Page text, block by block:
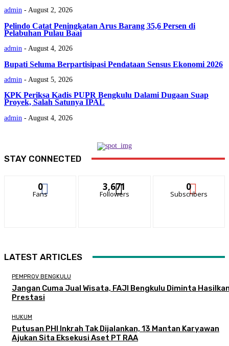
admin - August 2, 2026
Pelindo Catat Peningkatan Arus Barang 35,6 Persen di
Pelabuhan Pulau Baai
admin - August 4, 2026
Bupati Seluma Berpartisipasi Pendataan Sensus Ekonomi 2026
admin - August 5, 2026
KPK Periksa Kadis PUPR Bengkulu Dalami Dugaan Suap
Proyek, Salah Satunya IPAL
admin - August 4, 2026
STAY CONNECTED
0
Fans
3,671
Followers
0
Subscribers
LATEST ARTICLES
PEMPROV BENGKULU
Jangan Cuma Jual Wisata, FAJI Bengkulu Diminta
Prestasi
HUKUM
Putusan PHI Inkrah Tak Dijalankan, 13 Mantan Karyawan
Ajukan Sita Eksekusi Aset PT RAA